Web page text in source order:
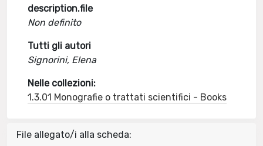
description.file
Non definito
Tutti gli autori
Signorini, Elena
Nelle collezioni:
1.3.01 Monografie o trattati scientifici - Books
File allegato/i alla scheda: